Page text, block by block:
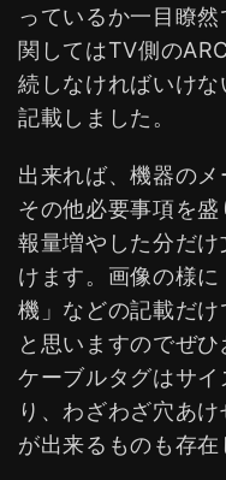
っているか一目瞭
関してはTV側の
続しなければいけ
記載しました。
出来れば、機器のメ
その他必要事項を
報量増やした分だ
けます。画像の様
機」などの記載だ
と思いますのでぜひ
ケーブルタグはサ
り、わざわざ穴あ
が出来るものも存在